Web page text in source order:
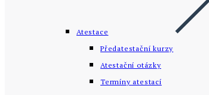
Atestace
Předatestační kurzy
Atestační otázky
Termíny atestací